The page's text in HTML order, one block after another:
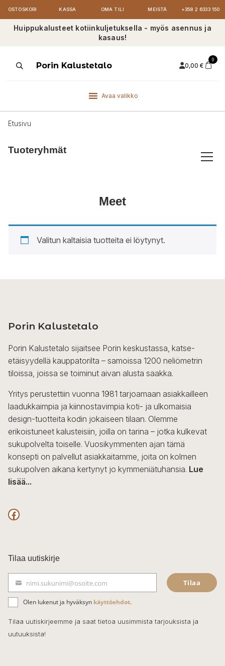
OSTOSKORI KASSA OMA TILI MEISTÄ +358 2 6333 150
Huippukalusteet kotiinkuljetuksella - myös asennus ja
kasaus!
ProductsPorin Kalustetalo 0,00 €
0
Avaa valikko
Etusivu
Tuoteryhmät
Meet
Valitun kaltaisia tuotteita ei löytynyt.
Porin Kalustetalo
Porin Kalustetalo sijaitsee Porin keskustassa, katse-
etäisyydellä kauppatorilta – samoissa 1200 neliömetrin
tiloissa, joissa se toiminut aivan alusta saakka.
Yritys perustettiin vuonna 1981 tarjoamaan asiakkailleen
laadukkaimpia ja kiinnostavimpia koti- ja ulkomaisia
design-tuotteita kodin jokaiseen tilaan. Olemme
erikoistuneet kalusteisiin, joilla on tarina – jotka kulkevat
sukupolvelta toiselle. Vuosikymmenten ajan tämä
konsepti on palvellut asiakkaitamme, joita on kolmen
sukupolven aikana kertynyt jo kymmeniätuhansia. Lue
lisää...
F
c
e
b
o
o
k
Tilaa uutiskirje
ä
h
k
nimi.sukunimi@osoite.com Tilaa
Olen lukenut ja hyväksyn käyttöehdot.
Tilaa uutiskirjeemme ja saat tietoa uusimmista tarjouksista ja
uutuuksista!